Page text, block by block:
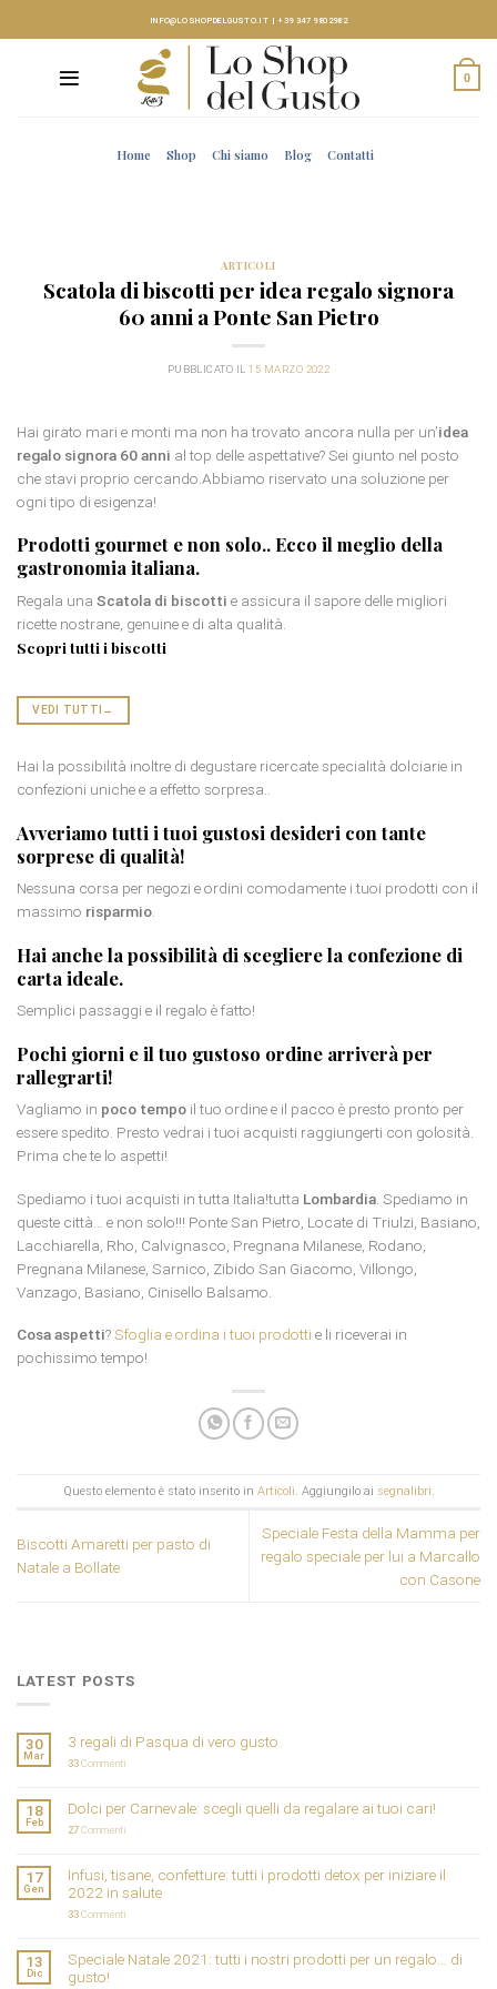
INFO@LOSHOPDELGUSTO.IT |+39 347 9802982
0
Home Shop Chi siamo Blog Contatti
ARTICOLI
Scatola di biscotti per idea regalo signora
60 anni a Ponte San Pietro
PUBBLICATO IL15 MARZO 2022
Hai girato mari e monti ma non ha trovato ancora nulla per un’idea
regalo signora 60 anni al top delle aspettative? Sei giunto nel posto
che stavi proprio cercando.Abbiamo riservato una soluzione per
ogni tipo di esigenza!
Prodotti gourmet e non solo.. Ecco il meglio della
gastronomia italiana.
Regala una Scatola di biscotti e assicura il sapore delle migliori
ricette nostrane, genuine e di alta qualità.
Scopri tutti i biscotti
VEDI TUTTI →
Hai la possibilità inoltre di degustare ricercate specialità dolciarie in
confezioni uniche e a effetto sorpresa..
Avveriamo tutti i tuoi gustosi desideri con tante
sorprese di qualità!
Nessuna corsa per negozi e ordini comodamente i tuoi prodotti con il
massimo risparmio.
Hai anche la possibilità di scegliere la confezione di
carta ideale.
Semplici passaggi e il regalo è fatto!
Pochi giorni e il tuo gustoso ordine arriverà per
rallegrarti!
Vagliamo in poco tempo il tuo ordine e il pacco è presto pronto per
essere spedito. Presto vedrai i tuoi acquisti raggiungerti con golosità.
Prima che te lo aspetti!
Spediamo i tuoi acquisti in tutta Italia!tutta Lombardia . Spediamo in
queste città… e non solo!!! Ponte San Pietro, Locate di Triulzi, Basiano,
Lacchiarella, Rho, Calvignasco, Pregnana Milanese, Rodano,
Pregnana Milanese, Sarnico, Zibido San Giacomo, Villongo,
Vanzago, Basiano, Cinisello Balsamo.
Cosa aspetti?Sfoglia e ordina i tuoi prodotti e li riceverai in
pochissimo tempo!
Questo elemento è stato inserito in Articoli . Aggiungilo ai segnalibri
Biscotti Amaretti per pasto di
Natale a Bollate
Speciale Festa della Mamma per
regalo speciale per lui a Marcallo
con Casone
LATEST POSTS
30
Mar
3 regali di Pasqua di vero gusto
33Commenti
18
Feb
Dolci per Carnevale: scegli quelli da regalare ai tuoi cari!
27Commenti
17
Gen
Infusi, tisane, confetture: tutti i prodotti detox per iniziare il
2022 in salute
33Commenti
13
Dic
Speciale Natale 2021: tutti i nostri prodotti per un regalo… di
gusto!